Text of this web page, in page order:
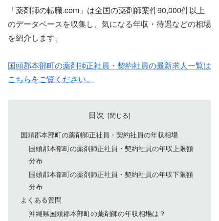
「薬剤師の転職.com」は全国の薬剤師案件90,000件以上
のデータベースを収集し、気になる年収・待遇などの相場
を紹介します。
国頭郡本部町の薬剤師正社員・契約社員の最新求人一覧は
こちらをご覧ください。
目次
国頭郡本部町の薬剤師正社員・契約社員の年収相場
国頭郡本部町の薬剤師正社員・契約社員の年収上限額
分布
国頭郡本部町の薬剤師正社員・契約社員の年収下限額
分布
よくある質問
沖縄県国頭郡本部町の薬剤師の年収相場は？